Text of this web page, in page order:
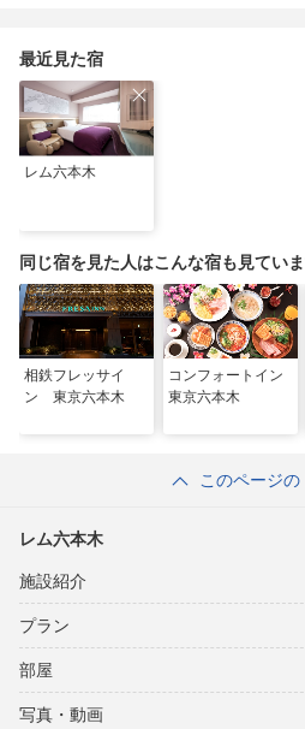
最近見た宿
レム六本木
同じ宿を見た人はこんな宿も見てい
相鉄フレッサイ
ン 東京六本木
コンフォートイン
東京六本木
このページ
レム六本木
施設紹介
プラン
部屋
写真・動画